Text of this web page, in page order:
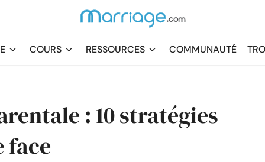
COURS RESSOURCES COMMUNAUTÉ
: 10 stratégies
face